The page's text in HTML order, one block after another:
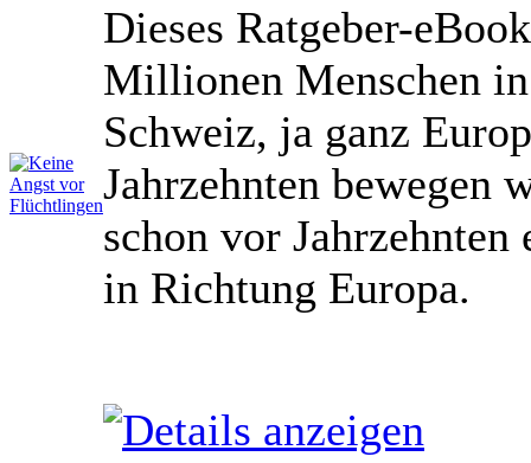
Dieses Ratgeber-
Millionen Menschen
Schweiz, ja ganz
Jahrzehnten bewegen
schon vor
in Richtung Europa.